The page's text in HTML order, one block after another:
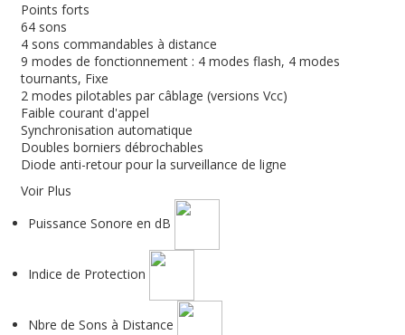
Points forts
64 sons
4 sons commandables à distance
9 modes de fonctionnement : 4 modes flash, 4 modes
tournants, Fixe
2 modes pilotables par câblage (versions Vcc)
Faible courant d'appel
Synchronisation automatique
Doubles borniers débrochables
Diode anti-retour pour la surveillance de ligne
Voir Plus
Puissance Sonore en dB
Indice de Protection
Nbre de Sons à Distance